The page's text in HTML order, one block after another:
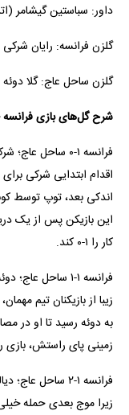
داور: سباستین گیشامر
گلزن فرانسه: رایان شرکی
گلزن ساحل عاج: گلا دوئه (۵۳) و آماد دیالو
شرح گل‌های بازی
اقدام ابتدایی شرکی
اندکی بعد، توپ توسط
این بازیکن پس از یک
کار را ۱-۰ کند.
زیبا از بازیکنان تیم
به دوئه رسید تا او در
زمینی پای راستش، بازی
زیرا موج بعدی حمله